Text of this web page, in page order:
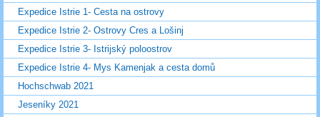
Expedice Istrie 1- Cesta na ostrovy
Expedice Istrie 2- Ostrovy Cres a Lošinj
Expedice Istrie 3- Istrijský poloostrov
Expedice Istrie 4- Mys Kamenjak a cesta domů
Hochschwab 2021
Jeseníky 2021